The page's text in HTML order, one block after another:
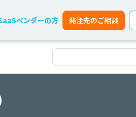
ベンダーの方 発注先のご相談